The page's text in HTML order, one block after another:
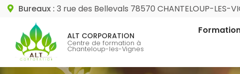
Aller
au
contenu
principal
Bureaux : 3 rue des Bellevals 78570 CHANTELOUP-LES-
ALT CORPORATION
Centre de formation à
Chanteloup-les-Vignes
Formation